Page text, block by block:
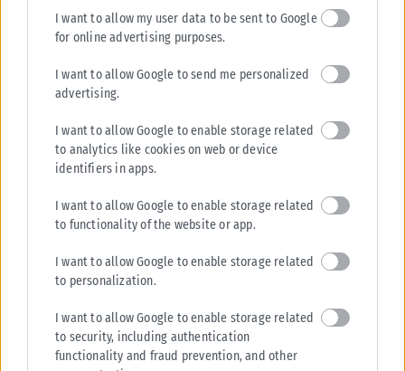
I want to allow my user data to be sent to Google
for online advertising purposes.
I want to allow Google to send me personalized
advertising.
I want to allow Google to enable storage related
to analytics like cookies on web or device
identifiers in apps.
I want to allow Google to enable storage related
to functionality of the website or app.
I want to allow Google to enable storage related
to personalization.
I want to allow Google to enable storage related
to security, including authentication
functionality and fraud prevention, and other
Από σήμερα μόνο με νέου τύπου ταυτότητα ή διαβατήριο τα
ταξίδια στο εξωτερικό
Από σήμερα, 3 Αυγούστου, οι παλαιού τύπου «μπλε» αστυνομικές